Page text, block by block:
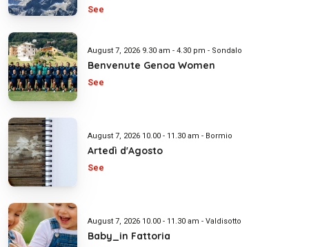
See
August 7, 2026 9.30 am - 4.30 pm - Sondalo
Benvenute Genoa Women
See
August 7, 2026 10.00 - 11.30 am - Bormio
Artedì d'Agosto
See
August 7, 2026 10.00 - 11.30 am - Valdisotto
Baby_in Fattoria